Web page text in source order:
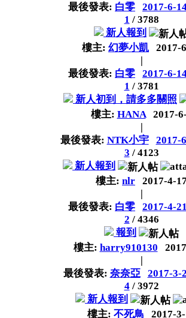
最後發表: 白零
2017-6-
1 / 3788
新人報到
樓主: 幻夢小凱
2017-
|
最後發表: 白零
2017-6-
1 / 3781
新人初到，請多多關照
樓主: HANA
2017-
|
最後發表: NTK小宇
2017-
3 / 4123
新人報到
樓主: nlr
2017-4-
|
最後發表: 白零
2017-4-
2 / 4346
報到
樓主: harry910130
|
最後發表: 奈奈亞
2017-3-
4/ 3972
新人報到
樓主: 不死鳥 2017-